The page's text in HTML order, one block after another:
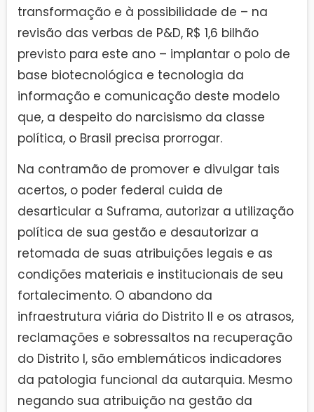
transformação e à possibilidade de – na
revisão das verbas de P&D, R$ 1,6 bilhão
previsto para este ano – implantar o polo de
base biotecnológica e tecnologia da
informação e comunicação deste modelo
que, a despeito do narcisismo da classe
política, o Brasil precisa prorrogar.
Na contramão de promover e divulgar tais
acertos, o poder federal cuida de
desarticular a Suframa, autorizar a utilização
política de sua gestão e desautorizar a
retomada de suas atribuições legais e as
condições materiais e institucionais de seu
fortalecimento. O abandono da
infraestrutura viária do Distrito II e os atrasos,
reclamações e sobressaltos na recuperação
do Distrito I, são emblemáticos indicadores
da patologia funcional da autarquia. Mesmo
negando sua atribuição na gestão da